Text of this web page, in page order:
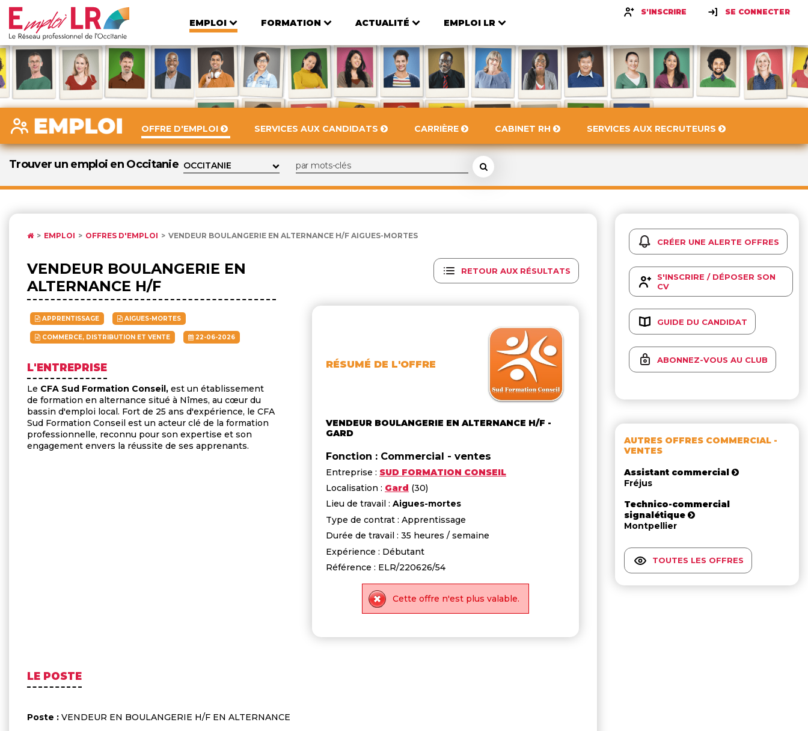
EMPLOI FORMATION ACTUALITÉ EMPLOI LR
S'INSCRIRE SE CONNECTER
OFFRE D'EMPLOI SERVICES AUX CANDIDATS CARRIÈRE CABINET RH SERVICES AUX RECRUTEURS
Trouver un emploi en Occitanie
EMPLOI OFFRES D'EMPLOI VENDEUR BOULANGERIE EN ALTERNANCE H/F AIGUES-MORTES
RETOUR AUX RÉSULTATS
RÉSUMÉ DE L'OFFRE
VENDEUR BOULANGERIE EN ALTERNANCE H/F -
GARD
Fonction : Commercial - ventes
Entreprise : SUD FORMATION CONSEIL
Localisation : Gard (30)
Lieu de travail : Aigues-mortes
Type de contrat : Apprentissage
Durée de travail : 35 heures / semaine
Expérience : Débutant
Référence : ELR/220626/54
Cette offre n'est plus valable.
VENDEUR BOULANGERIE EN
ALTERNANCE H/F
APPRENTISSAGE AIGUES-MORTES
COMMERCE, DISTRIBUTION ET VENTE 22-06-2026
L'ENTREPRISE
Le CFA Sud Formation Conseil, est un établissement
de formation en alternance situé à Nîmes, au cœur du
bassin d'emploi local. Fort de 25 ans d'expérience, le CFA
Sud Formation Conseil est un acteur clé de la formation
professionnelle, reconnu pour son expertise et son
engagement envers la réussite de ses apprenants.
LE POSTE
Poste : VENDEUR EN BOULANGERIE H/F EN ALTERNANCE
CRÉER UNE ALERTE OFFRES
S'INSCRIRE / DÉPOSER SON
CV
GUIDE DU CANDIDAT
ABONNEZ-VOUS AU CLUB
AUTRES OFFRES COMMERCIAL -
VENTES
Assistant commercial
Fréjus
Technico-commercial
signalétique
Montpellier
TOUTES LES OFFRES